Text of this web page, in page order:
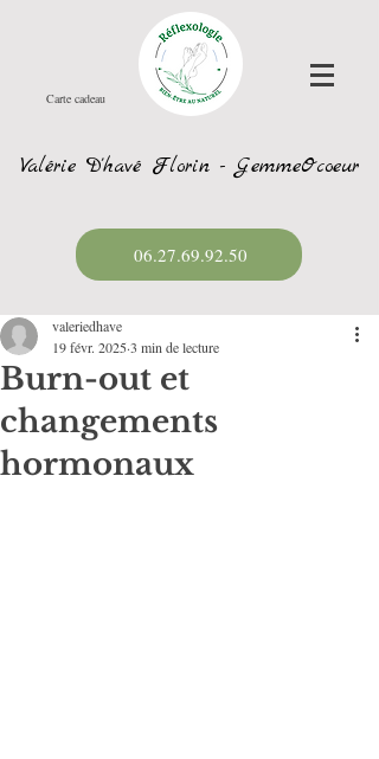
Carte cadeau
Valérie D'havé Florin - GemmeOcoeur
06.27.69.92.50
Burn-out et
changements
hormonaux
valeriedhave
19 févr. 20253 min de lecture